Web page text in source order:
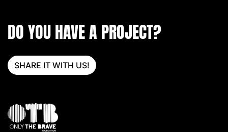
DO YOU HAVE A PROJECT?
SHARE IT WITH US!